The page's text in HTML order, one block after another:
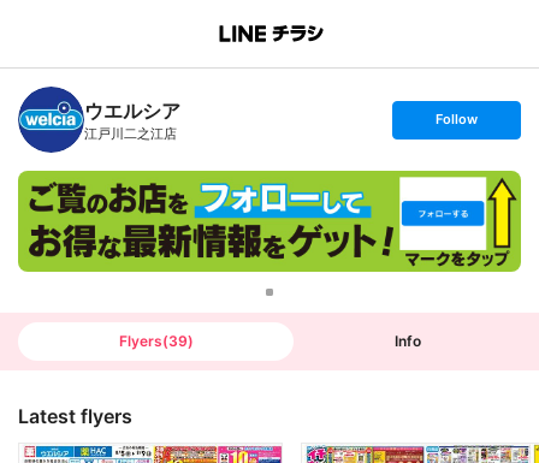
B
n
c
h
T
ウエルシア
江戸川二之江店
s
t
o
l
o
w
Follow
Flyers(39) Info
Latest flyers